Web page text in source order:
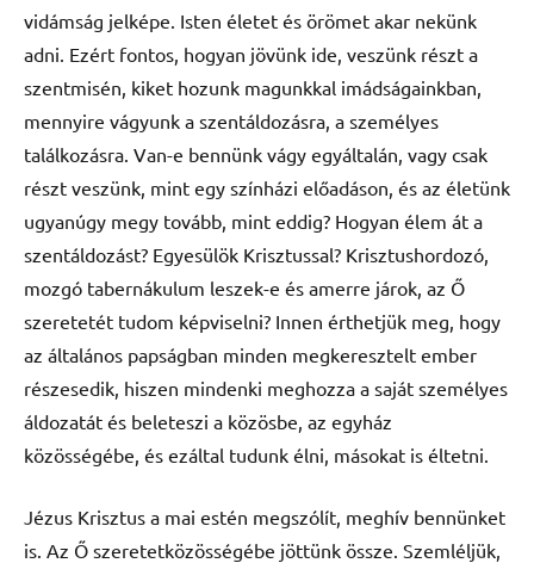
vidámság jelképe. Isten életet és örömet akar nekünk
adni. Ezért fontos, hogyan jövünk ide, veszünk részt a
szentmisén, kiket hozunk magunkkal imádságainkban,
mennyire vágyunk a szentáldozásra, a személyes
találkozásra. Van-e bennünk vágy egyáltalán, vagy csak
részt veszünk, mint egy színházi előadáson, és az életünk
ugyanúgy megy tovább, mint eddig? Hogyan élem át a
szentáldozást? Egyesülök Krisztussal? Krisztushordozó,
mozgó tabernákulum leszek-e és amerre járok, az Ő
szeretetét tudom képviselni? Innen érthetjük meg, hogy
az általános papságban minden megkeresztelt ember
részesedik, hiszen mindenki meghozza a saját személyes
áldozatát és beleteszi a közösbe, az egyház
közösségébe, és ezáltal tudunk élni, másokat is éltetni.
Jézus Krisztus a mai estén megszólít, meghív bennünket
is. Az Ő szeretetközösségébe jöttünk össze. Szemléljük,